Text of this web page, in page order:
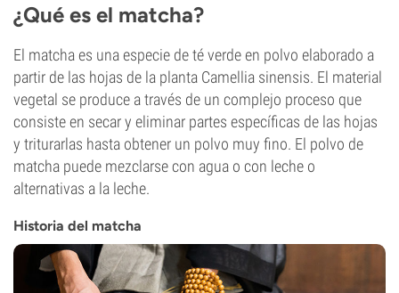
¿Qué es el matcha?
El matcha es una especie de té verde en polvo elaborado a
partir de las hojas de la planta Camellia sinensis. El material
vegetal se produce a través de un complejo proceso que
consiste en secar y eliminar partes específicas de las hojas
y triturarlas hasta obtener un polvo muy fino. El polvo de
matcha puede mezclarse con agua o con leche o
alternativas a la leche.
Historia del matcha